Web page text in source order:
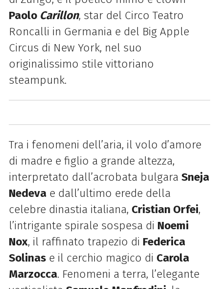
Paolo Carillon, star del Circo Teatro
Roncalli in Germania e del Big Apple
Circus di New York, nel suo
originalissimo stile vittoriano
steampunk.
Tra i fenomeni dell’aria, il volo d’amore
di madre e figlio a grande altezza,
interpretato dall’acrobata bulgara Sneja
Nedevae dall’ultimo erede della
celebre dinastia italiana, Cristian Orfei,
l’intrigante spirale sospesa di Noemi
Nox, il raffinato trapezio di Federica
Solinase il cerchio magico di Carola
Marzocca. Fenomeni a terra, l’elegante